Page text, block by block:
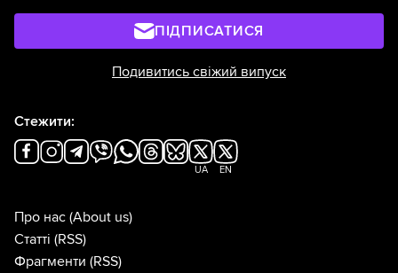
ПІДПИСАТИСЯ
Подивитись свіжий випуск
Стежити:
UA EN
Про нас (About us)
Статті (RSS)
Фрагменти (RSS)